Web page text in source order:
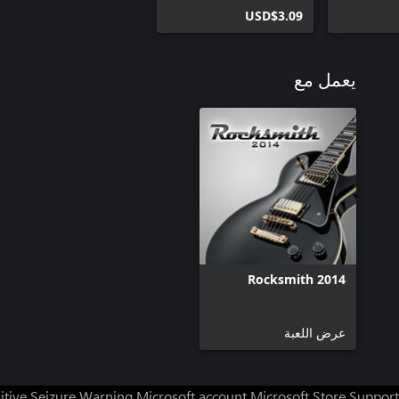
USD$3.09
يعمل مع
Rocksmith 2014
عرض اللعبة